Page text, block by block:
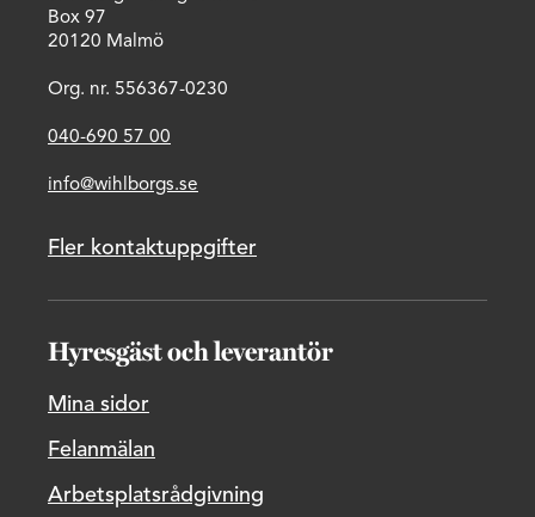
Box 97
20120 Malmö
Org. nr. 556367-0230
040-690 57 00
info@wihlborgs.se
Fler kontaktuppgifter
Hyresgäst och leverantör
Mina sidor
Felanmälan
Arbetsplatsrådgivning